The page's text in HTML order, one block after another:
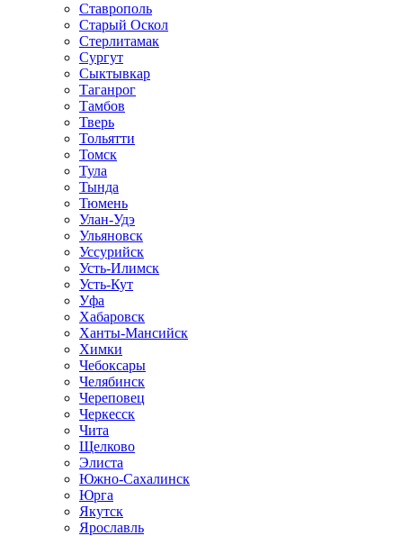
Ставрополь
Старый Оскол
Стерлитамак
Сургут
Сыктывкар
Таганрог
Тамбов
Тверь
Тольятти
Томск
Тула
Тында
Тюмень
Улан-Удэ
Ульяновск
Уссурийск
Усть-Илимск
Усть-Кут
Уфа
Хабаровск
Ханты-Мансийск
Химки
Чебоксары
Челябинск
Череповец
Черкесск
Чита
Щелково
Элиста
Южно-Сахалинск
Юрга
Якутск
Ярославль